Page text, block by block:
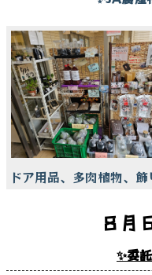
ドア用品、多肉植物、
８月
✨委